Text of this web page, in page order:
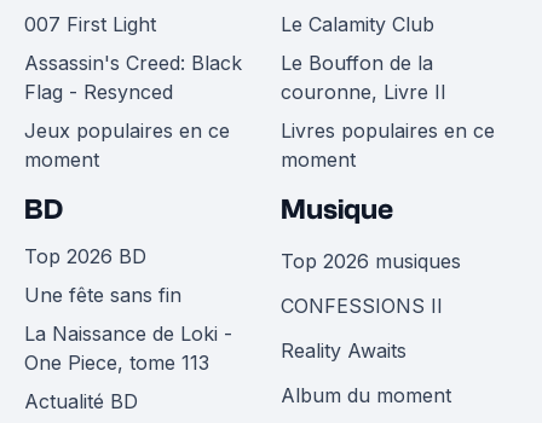
007 First Light
Assassin's Creed: Black
Flag - Resynced
Jeux populaires en ce
moment
Le Calamity Club
Le Bouffon de la
couronne, Livre II
Livres populaires en ce
moment
BD
Top 2026 BD
Une fête sans fin
La Naissance de Loki -
One Piece, tome 113
Actualité BD
Musique
Top 2026 musiques
CONFESSIONS II
Reality Awaits
Album du moment